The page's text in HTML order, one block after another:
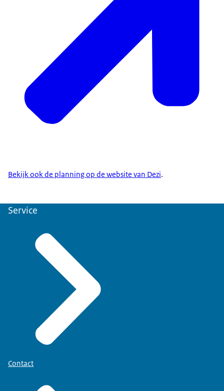
Bekijk ook de planning op de website van Dezi.
Service
Contact